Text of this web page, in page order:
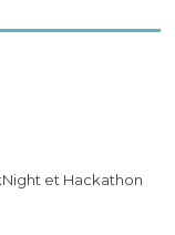
et Hackathon